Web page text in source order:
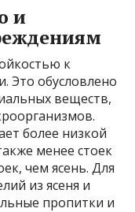
и
к
Это обусловлено
веществ,
более низкой
менее стоек
чем ясень. Для
из ясеня и
пропитки и